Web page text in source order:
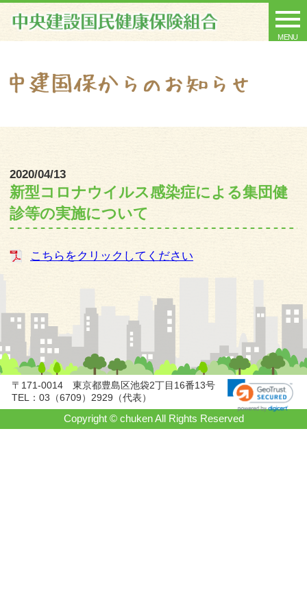
MENU
2020/04/13
新型コロナウイルス感染症による集団健
診等の実施について
こちらをクリックしてください
〒171-0014 東京都豊島区池袋2丁目16番13号
TEL：03（6709）2929（代表）
Copyright © chuken All Rights Reserved